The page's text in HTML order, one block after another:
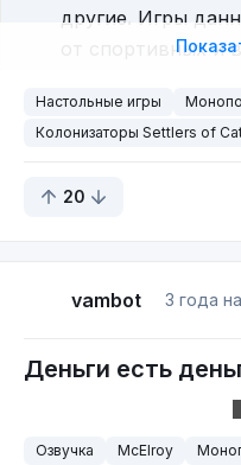
другие. Игры
от спортивных и
дополнительного
инвентаря или
Итак, это всё было
Знаете, не смотря на
маленьким, в плане
новой компании ты
Настольные игры
Колонизаторы Settlers of
20
vambot 3 года
Деньги есть
Озвучка McElroy